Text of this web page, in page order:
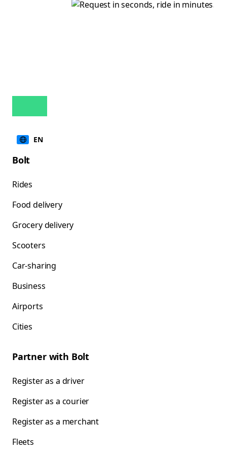
EN
Bolt
Rides
Food delivery
Grocery delivery
Scooters
Car-sharing
Business
Airports
Cities
Partner with Bolt
Register as a driver
Register as a courier
Register as a merchant
Fleets